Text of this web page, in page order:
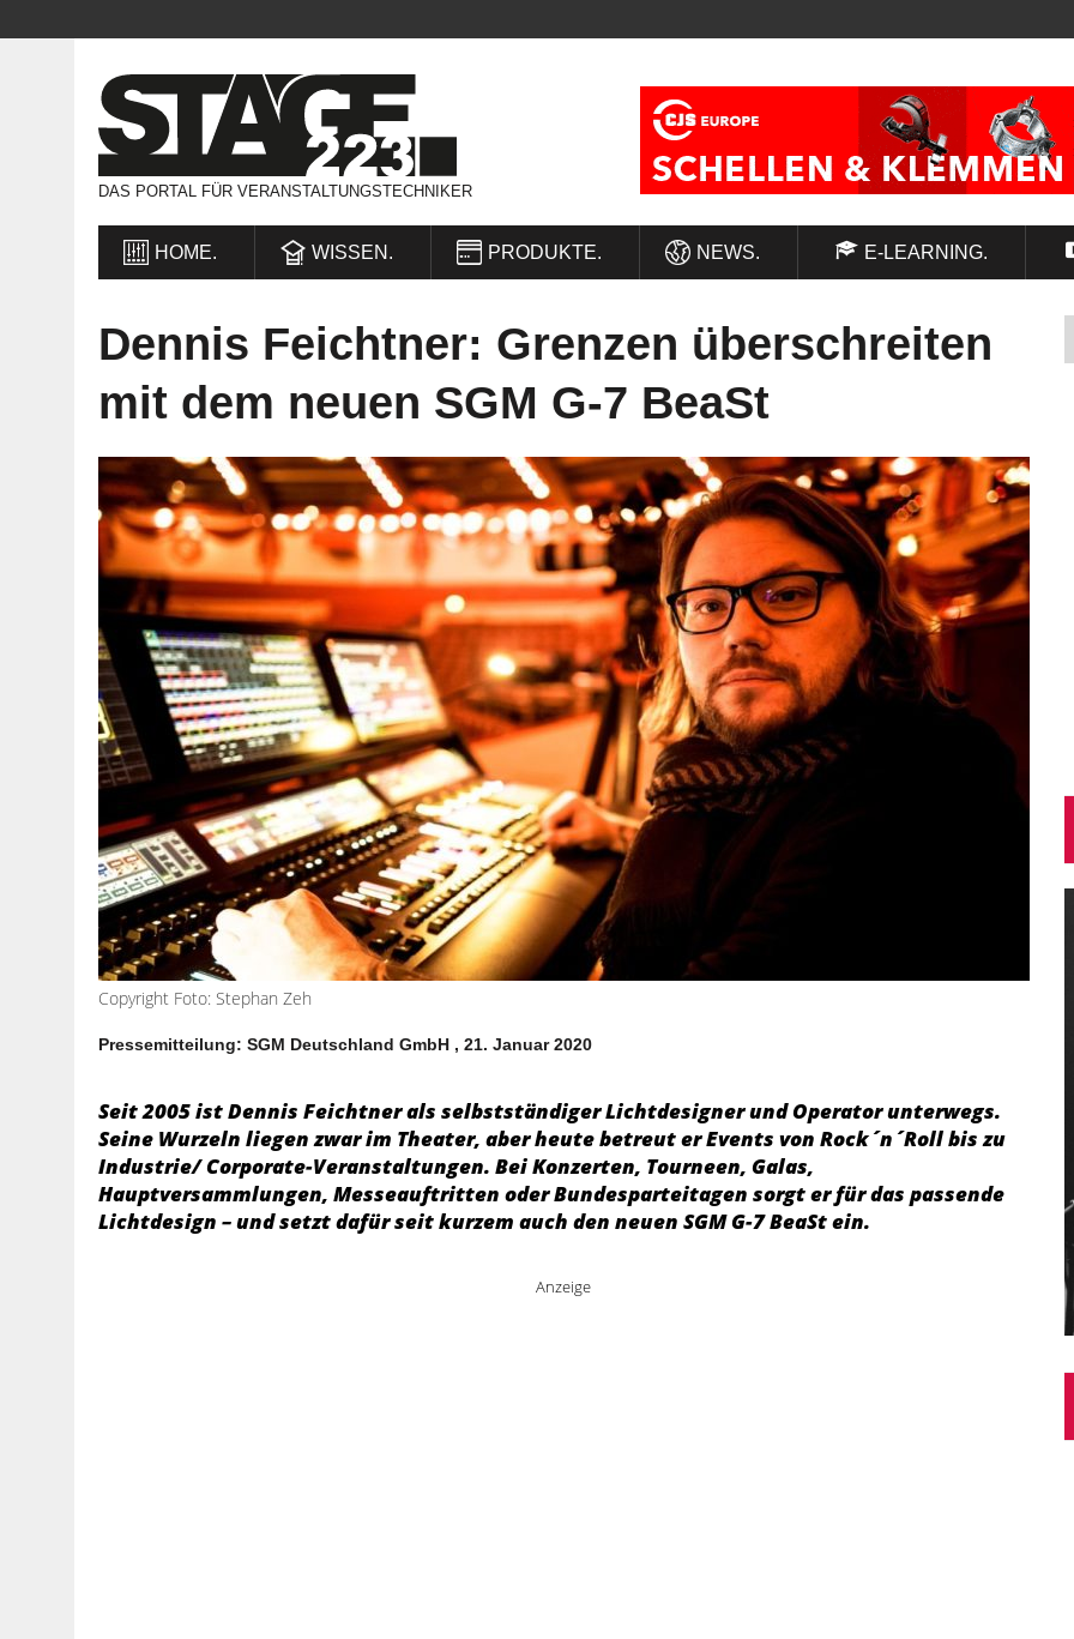
DAS PORTAL FÜR VERANSTALTUNGSTECHNIKER
HOME. WISSEN. PRODUKTE. NEWS. E-LEARNING.
Dennis Feichtner: Grenzen überschreiten
mit dem neuen SGM G-7 BeaSt
Copyright Foto: Stephan Zeh
Pressemitteilung: SGM Deutschland GmbH , 21. Januar 2020
Seit 2005 ist Dennis Feichtner als selbstständiger Lichtdesigner und Operator unterwegs.
Seine Wurzeln liegen zwar im Theater, aber heute betreut er Events von Rock´n´Roll bis zu
Industrie/ Corporate-Veranstaltungen. Bei Konzerten, Tourneen, Galas,
Hauptversammlungen, Messeauftritten oder Bundesparteitagen sorgt er für das passende
Lichtdesign – und setzt dafür seit kurzem auch den neuen SGM G-7 BeaSt ein.
Anzeige